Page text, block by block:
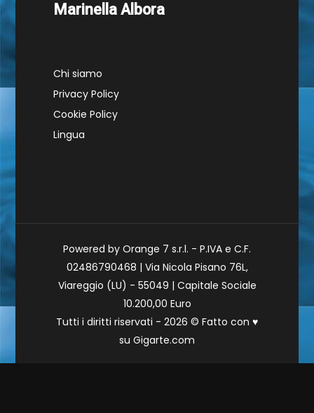
Marinella Albora
Chi siamo
Privacy Policy
Cookie Policy
Lingua
Powered by Orange 7 s.r.l. - P.IVA e C.F.
02486790468 | Via Nicola Pisano 76L,
Viareggio (LU) - 55049 | Capitale Sociale
10.200,00 Euro
Tutti i diritti riservati - 2026 © Fatto con ♥
su Gigarte.com